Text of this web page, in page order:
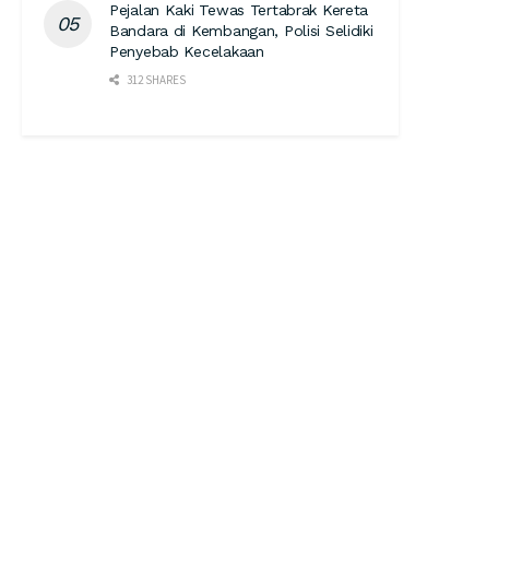
Pejalan Kaki Tewas Tertabrak Kereta
Bandara di Kembangan, Polisi Selidiki
Penyebab Kecelakaan
312 SHARES